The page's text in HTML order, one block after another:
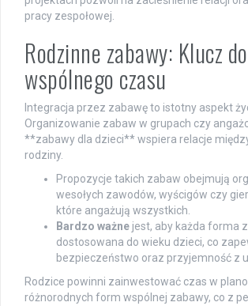
pracy zespołowej.
Rodzinne zabawy: Klucz do
wspólnego czasu
Integracja przez zabawę to istotny aspekt
Organizowanie zabaw w grupach czy
**zabawy dla dzieci** wspiera relacje
rodziny.
Propozycje takich zabaw obejmują
wesołych zawodów, wyścigów czy
które angażują wszystkich.
Bardzo ważne jest, aby każda forma
dostosowana do wieku dzieci, co
bezpieczeństwo oraz przyjemność z
Rodzice powinni zainwestować czas w
różnorodnych form wspólnej zabawy, co z